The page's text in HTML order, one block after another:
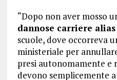
“Dopo non aver mosso
dannose carriere alias
scuole, dove occorreva
ministeriale per
presi autonomamente e
devono semplicemente